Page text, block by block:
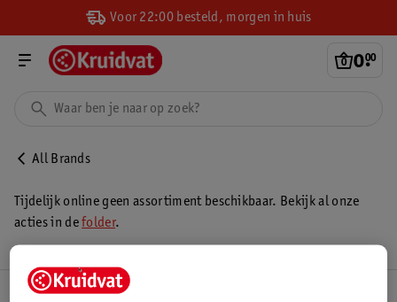
Voor 22:00 besteld, morgen in huis
0.
00
All Brands
Tijdelijk online geen assortiment beschikbaar. Bekijk al onze
acties in defolder.